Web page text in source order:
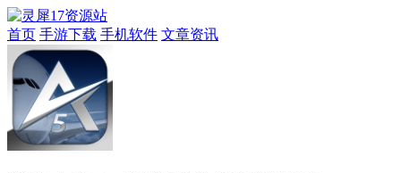
首页 手游下载 手机软件 文章资讯